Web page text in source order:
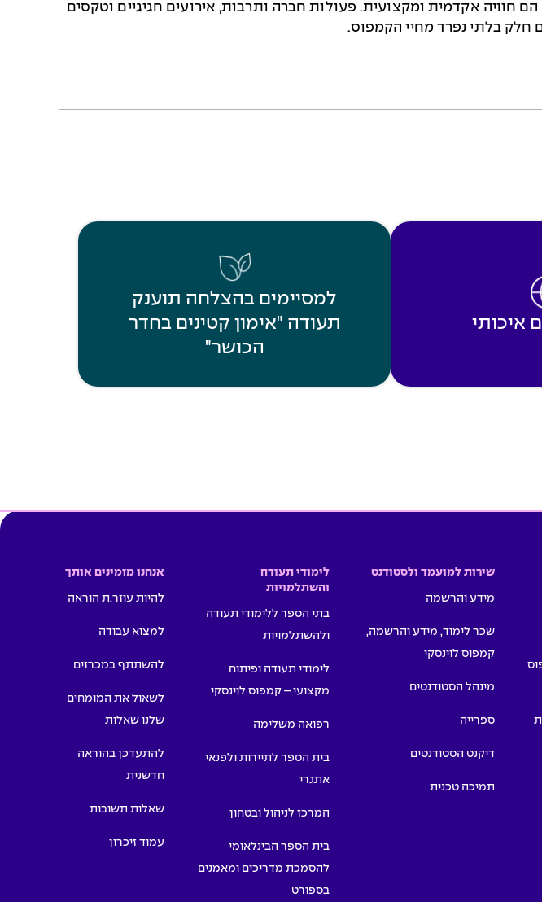
חוויה אקדמית ומקצועית. פעולות חברה ותרבות, אירועים חגיגיים וטקסים
חלק בלתי נפרד מחיי הקמפוס.
איכותי
למסיימים בהצלחה תוענק
תעודה "אימון קטינים בחדר
הכושר"
שירות למועמד ולסטודנט
מידע והרשמה
שכר לימוד, מידע והרשמה,
קמפוס לוינסקי
מינהל הסטודנטים
ספרייה
דיקנט הסטודנטים
תמיכה טכנית
לימודי תעודה
והשתלמויות
בתי הספר ללימודי תעודה
ולהשתלמויות
לימודי תעודה ופיתוח
מקצועי – קמפוס לוינסקי
רפואה משלימה
בית הספר לתיירות ולפנאי
אתגרי
המרכז לניהול ובטחון
בית הספר הבינלאומי
להסמכת מדריכים ומאמנים
בספורט
אנחנו מזמינים אותך
להיות עוזר.ת הוראה
למצוא עבודה
להשתתף במכרזים
לשאול את המומחים
שלנו שאלות
להתעדכן בהוראה
חדשנית
שאלות תשובות
עמוד זיכרון